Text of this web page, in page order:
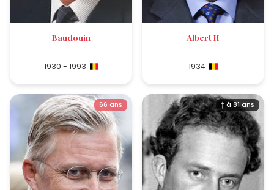
Baudouin
1930 - 1993
Albert II
1934
66 ans † à 81 ans